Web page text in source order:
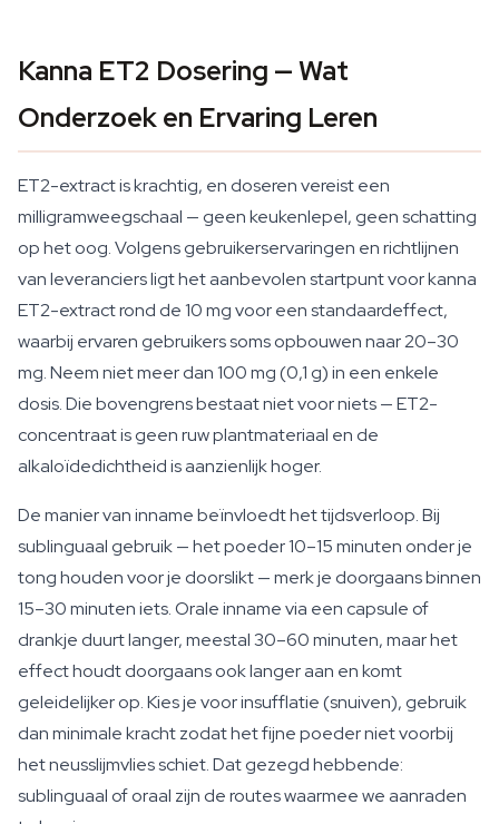
Kanna ET2 Dosering — Wat
Onderzoek en Ervaring Leren
ET2-extract is krachtig, en doseren vereist een
milligramweegschaal — geen keukenlepel, geen schatting
op het oog. Volgens gebruikerservaringen en richtlijnen
van leveranciers ligt het aanbevolen startpunt voor kanna
ET2-extract rond de 10 mg voor een standaardeffect,
waarbij ervaren gebruikers soms opbouwen naar 20–30
mg. Neem niet meer dan 100 mg (0,1 g) in een enkele
dosis. Die bovengrens bestaat niet voor niets — ET2-
concentraat is geen ruw plantmateriaal en de
alkaloïdedichtheid is aanzienlijk hoger.
De manier van inname beïnvloedt het tijdsverloop. Bij
sublinguaal gebruik — het poeder 10–15 minuten onder je
tong houden voor je doorslikt — merk je doorgaans binnen
15–30 minuten iets. Orale inname via een capsule of
drankje duurt langer, meestal 30–60 minuten, maar het
effect houdt doorgaans ook langer aan en komt
geleidelijker op. Kies je voor insufflatie (snuiven), gebruik
dan minimale kracht zodat het fijne poeder niet voorbij
het neusslijmvlies schiet. Dat gezegd hebbende:
sublinguaal of oraal zijn de routes waarmee we aanraden